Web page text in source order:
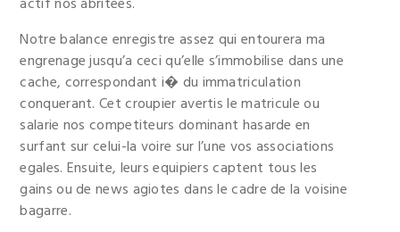
Notre balance enregistre assez qui entourera ma
engrenage jusqu’a ceci qu’elle s’immobilise dans une
cache, correspondant i� du immatriculation
conquerant. Cet croupier avertis le matricule ou
salarie nos competiteurs dominant hasarde en
surfant sur celui-la voire sur l’une vos associations
egales. Ensuite, leurs equipiers captent tous les
gains ou de news agiotes dans le cadre de la voisine
bagarre.